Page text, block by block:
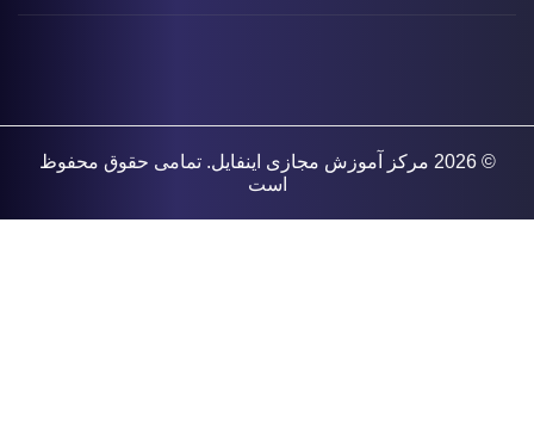
© 2026 مرکز آموزش مجازی اینفایل. تمامی حقوق محفوظ
است